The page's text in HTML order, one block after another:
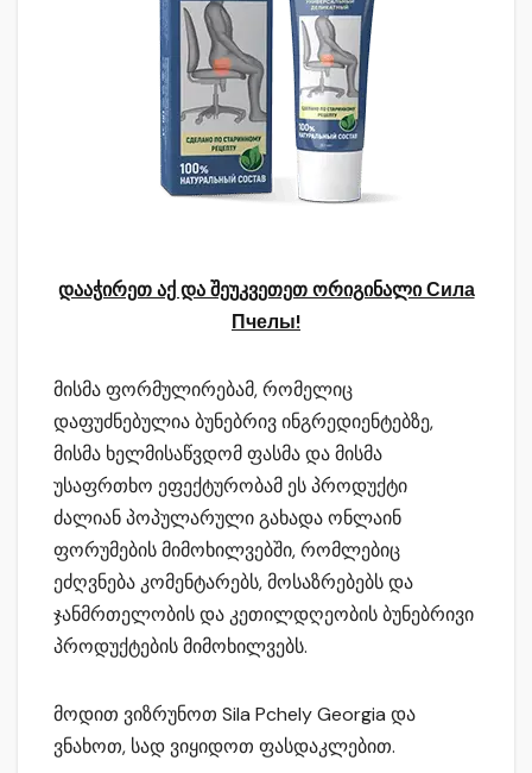
დააჭირეთ აქ და შეუკვეთეთ ორიგინალი Сила
Пчелы!
მისმა ფორმულირებამ, რომელიც
დაფუძნებულია ბუნებრივ ინგრედიენტებზე,
მისმა ხელმისაწვდომ ფასმა და მისმა
უსაფრთხო ეფექტურობამ ეს პროდუქტი
ძალიან პოპულარული გახადა ონლაინ
ფორუმების მიმოხილვებში, რომლებიც
ეძღვნება კომენტარებს, მოსაზრებებს და
ჯანმრთელობის და კეთილდღეობის ბუნებრივი
პროდუქტების მიმოხილვებს.
მოდით ვიზრუნოთ Sila Pchely Georgia და
ვნახოთ, სად ვიყიდოთ ფასდაკლებით.